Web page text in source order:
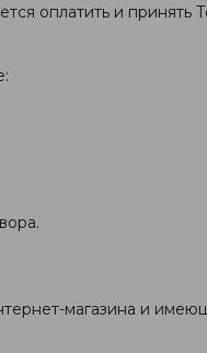
оплатить и принять
магазина и